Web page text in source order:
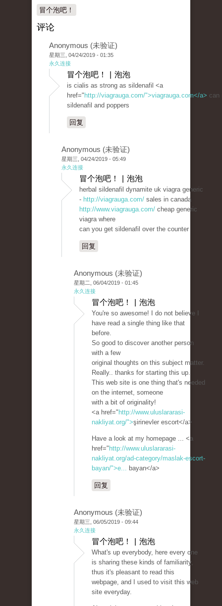
冒个泡吧！
评论
Anonymous (未验证)
星期三, 04/24/2019 - 01:35
永久连接
冒个泡吧！ | 泡泡
is cialis as strong as sildenafil <a
href=" http://viagrauga.com/">viagrauga.com</a> can
sildenafil and poppers
回复
Anonymous (未验证)
星期三, 04/24/2019 - 05:49
永久连接
冒个泡吧！ | 泡泡
herbal sildenafil dynamite uk viagra generic
- http://viagrauga.com/ sales in canada
http://www.viagrauga.com/ cheap generic
viagra where
can you get sildenafil over the counter
回复
Anonymous (未验证)
星期二, 06/04/2019 - 01:45
永久连接
冒个泡吧！ | 泡泡
You're so awesome! I do not believe I
have read a single thing like that
before.
So good to discover another person
with a few
original thoughts on this subject matter.
Really.. thanks for starting this up.
This web site is one thing that's needed
on the internet, someone
with a bit of originality!
<a href=" http://www.uluslararasi-
nakliyat.org/">şirinevler escort</a>
Have a look at my homepage ... <a
href=" http://www.uluslararasi-
nakliyat.org/ad-category/maslak-escort-
bayan/">e... bayan</a>
回复
Anonymous (未验证)
星期三, 06/05/2019 - 09:44
永久连接
冒个泡吧！ | 泡泡
What's up everybody, here every one
is sharing these kinds of familiarity,
thus it's pleasant to read this
webpage, and I used to visit this web
site everyday.